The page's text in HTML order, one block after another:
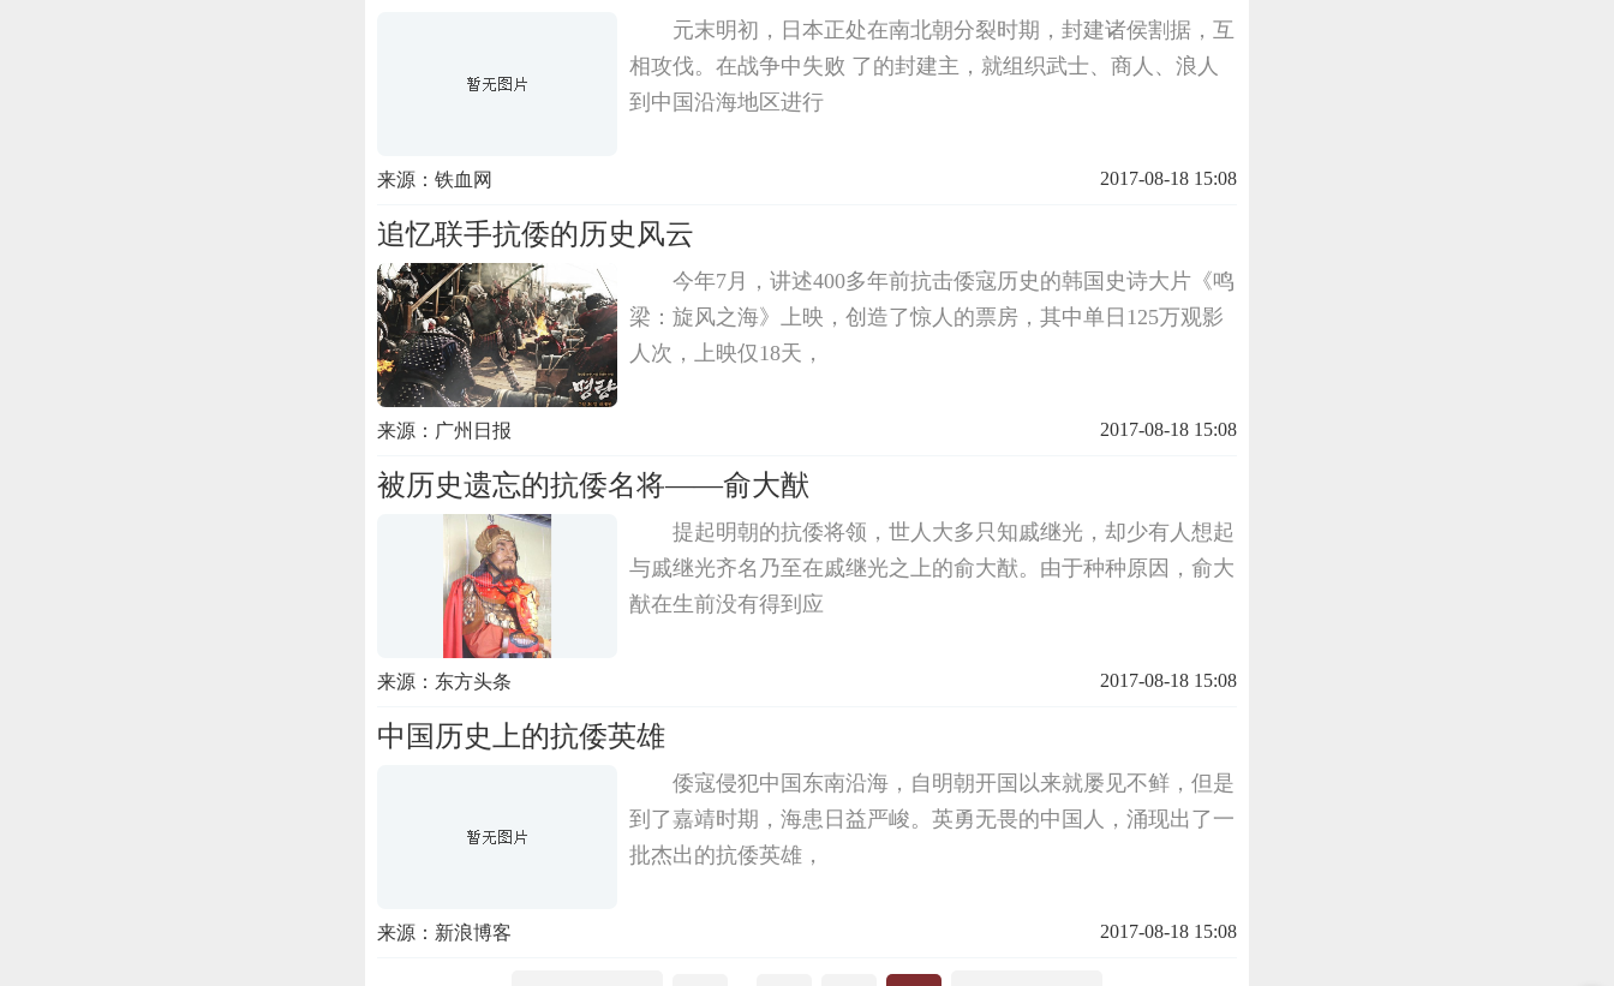
元末明初，日本正处在南北朝分裂时期，封建诸侯割据，互
相攻伐。在战争中失败 了的封建主，就组织武士、商人、浪人
到中国沿海地区进行
来源：铁血网 2017-08-18 15:08
追忆联手抗倭的历史风云
今年7月，讲述400多年前抗击倭寇历史的韩国史诗大片《鸣
梁：旋风之海》上映，创造了惊人的票房，其中单日125万观影
人次，上映仅18天，
来源：广州日报 2017-08-18 15:08
被历史遗忘的抗倭名将——俞大猷
提起明朝的抗倭将领，世人大多只知戚继光，却少有人想起
与戚继光齐名乃至在戚继光之上的俞大猷。由于种种原因，俞大
猷在生前没有得到应
来源：东方头条 2017-08-18 15:08
中国历史上的抗倭英雄
倭寇侵犯中国东南沿海，自明朝开国以来就屡见不鲜，但是
到了嘉靖时期，海患日益严峻。英勇无畏的中国人，涌现出了一
批杰出的抗倭英雄，
来源：新浪博客 2017-08-18 15:08